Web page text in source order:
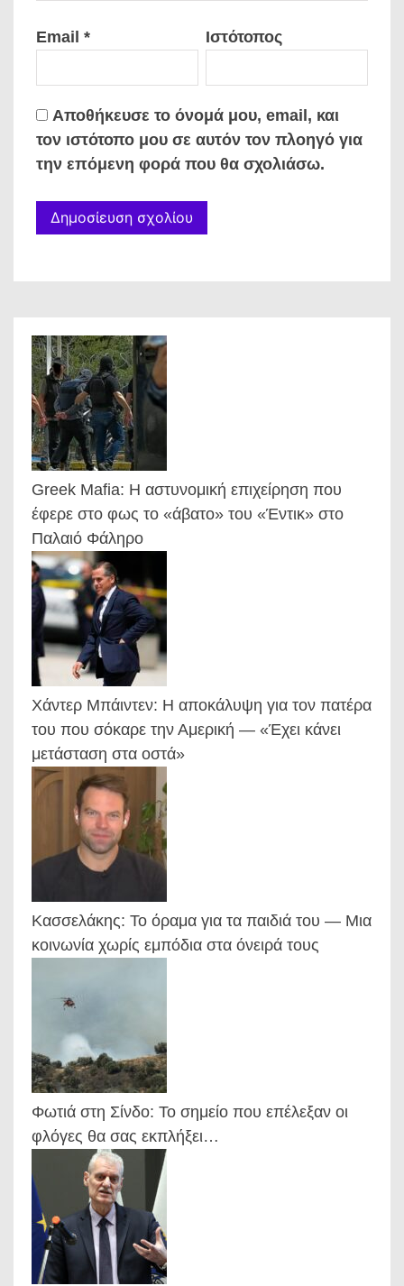
Email * Ιστότοπος
Αποθήκευσε το όνομά μου, email, και
τον ιστότοπο μου σε αυτόν τον πλοηγό για
την επόμενη φορά που θα σχολιάσω.
Greek Mafia: Η αστυνομική επιχείρηση που
έφερε στο φως το «άβατο» του «Έντικ» στο
Παλαιό Φάληρο
Χάντερ Μπάιντεν: Η αποκάλυψη για τον πατέρα
του που σόκαρε την Αμερική — «Έχει κάνει
μετάσταση στα οστά»
Κασσελάκης: Το όραμα για τα παιδιά του — Μια
κοινωνία χωρίς εμπόδια στα όνειρά τους
Φωτιά στη Σίνδο: Το σημείο που επέλεξαν οι
φλόγες θα σας εκπλήξει…